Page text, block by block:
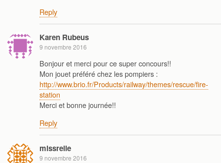
Reply
Karen Rubeus
9 novembre 2016
Bonjour et merci pour ce super concours!!
Mon jouet préféré chez les pompiers :
http://www.brio.fr/Products/railway/themes/rescue/fire-
station
Merci et bonne journée!!
Reply
missrelie
9 novembre 2016